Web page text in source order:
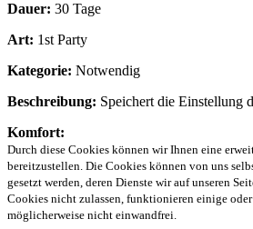
Dauer: 30 Tage
Art: 1st Party
Kategorie: Notwendig
Beschreibung: Speichert die Einstellung
Komfort:
Durch diese Cookies können wir Ihnen eine
bereitzustellen. Die Cookies können von uns
gesetzt werden, deren Dienste wir auf unseren
Cookies nicht zulassen, funktionieren einige
möglicherweise nicht einwandfrei.